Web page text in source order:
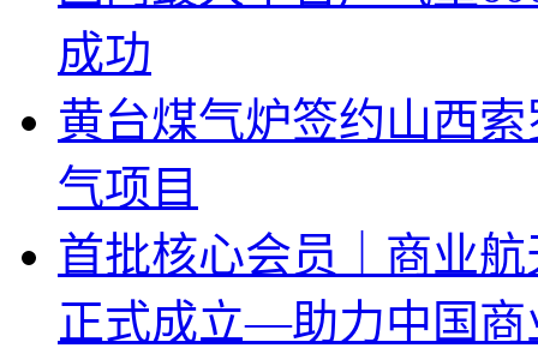
成功
黄台煤气炉签约山西
气项目
首批核心会员｜商业
正式成立—助力中国商